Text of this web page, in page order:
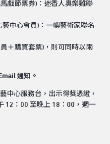
戲節票券)：迷香人奧樂雞聯
藝中心會員)：一嶼藝術家聯名
＋購買套票)，則可同時以兩
通知。
中心服務台，出示得獎憑證，
12：00 至晚上 18：00，週一